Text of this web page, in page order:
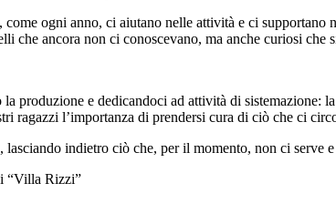
ogni anno, ci aiutano nelle attività e ci
ancora non ci conoscevano, ma anche curiosi che
produzione e dedicandoci ad attività di
ragazzi l’importanza di prendersi cura di ciò che ci
indietro ciò che, per il momento, non ci serve
“Villa Rizzi”